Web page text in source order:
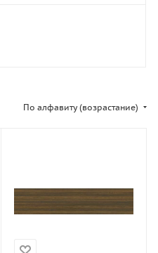
По алфавиту (возрастание)